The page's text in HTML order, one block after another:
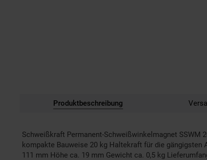
Produktbeschreibung
Schweißkraft Permanent-Schweißwinkelmagnet
kompakte Bauweise 20 kg Haltekraft für die gängigsten
111 mm Höhe ca. 19 mm Gewicht ca. 0,5 kg